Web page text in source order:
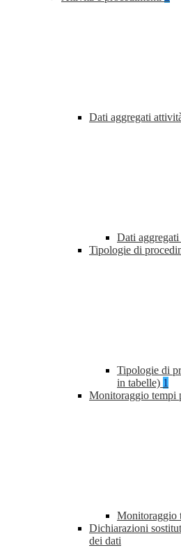
Dati aggregati
Dati
Tipologie di
Tipologie di
in tabelle) 1
Monitoraggio tempi
Monitoraggio
Dichiarazioni
dei dati